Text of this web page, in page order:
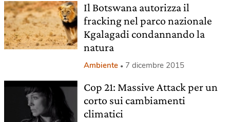
Il Botswana autorizza il
fracking nel parco nazionale
Kgalagadi condannando la
natura
Ambiente 7 dicembre 2015
Cop 21: Massive Attack per un
corto sui cambiamenti
climatici